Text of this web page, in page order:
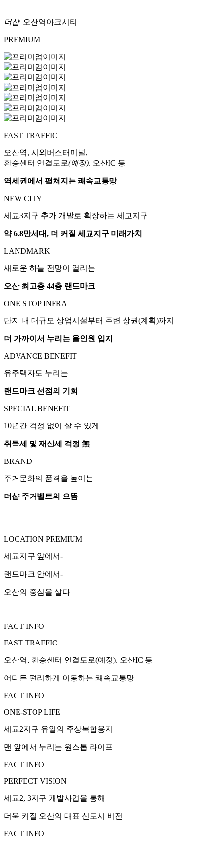
더샵 오산역아크시티
PREMIUM
FAST TRAFFIC
오산역, 시외버스터미널,
환승센터 연결도로(예정), 오산IC 등
역세권에서 펼쳐지는 쾌속교통망
NEW CITY
세교3지구 추가 개발로 확장하는 세교지구
약 6.8만세대, 더 커질 세교지구 미래가치
LANDMARK
새로운 하늘 전망이 열리는
오산 최고층 44층 랜드마크
ONE STOP INFRA
단지 내 대규모 상업시설부터 주변 상권(계획)까지
더 가까이서 누리는 올인원 입지
ADVANCE BENEFIT
유주택자도 누리는
랜드마크 선점의 기회
SPECIAL BENEFIT
10년간 걱정 없이 살 수 있게
취득세 및 재산세 걱정 無
BRAND
주거문화의 품격을 높이는
더샵 주거벨트의 으뜸
LOCATION PREMIUM
세교지구 앞에서-
랜드마크 안에서-
오산의 중심을 살다
FACT INFO
FAST TRAFFIC
오산역, 환승센터 연결도로(예정), 오산IC 등
어디든 편리하게 이동하는 쾌속교통망
FACT INFO
ONE-STOP LIFE
세교2지구 유일의 주상복합용지
맨 앞에서 누리는 원스톱 라이프
FACT INFO
PERFECT VISION
세교2, 3지구 개발사업을 통해
더욱 커질 오산의 대표 신도시 비전
FACT INFO